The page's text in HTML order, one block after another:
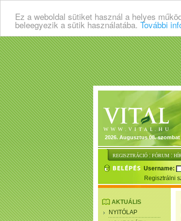
Ez a weboldal sütiket használ a helyes
beleegyezik a sütik használatába. További
2026. Augusztus 08. szombat
REGISZTRÁCIÓ : FÓRUM :
Username:
Regisztrálni
AKTUÁLIS
NYITÓLAP